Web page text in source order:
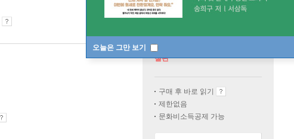
오늘은 그만 보기
절판
구매 후 바로 읽기
제한없음
문화비소득공제 가능